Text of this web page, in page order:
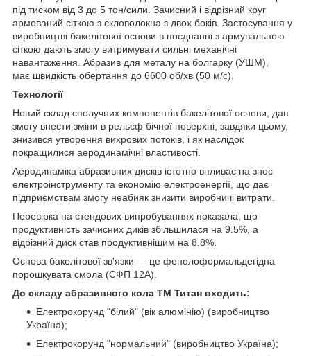
під тиском від 3 до 5 тон/сили. Зачисний і відрізний круг
армований сіткою з скловолокна з двох боків. Застосування у
виробництві бакелітової основи в поєднанні з армувальною
сіткою дають змогу витримувати сильні механічні
навантаження. Абразив для металу на болгарку (УШМ),
має швидкість обертання до 6600 об/хв (50 м/с).
Технології
Новий склад сполучних компонентів бакелітової основи, дав
змогу внести зміни в рельєф бічної поверхні, завдяки цьому,
знизився утворення вихрових потоків, і як наслідок
покращилися аеродинамічні властивості.
Аеродинаміка абразивних дисків істотно впливає на знос
електроінструменту та економію електроенергії, що дає
підприємствам змогу неабияк знизити виробничі витрати.
Перевірка на стендових випробуваннях показала, що
продуктивність зачисних диків збільшилася на 9.5%, а
відрізний диск став продуктивнішим на 8.8%.
Основа бакелітової зв'язки — це фенолоформальдегідна
порошкувата смола (СФП 12А).
До складу абразивного кола ТМ Титан входить:
Електрокорунд "білий" (вік алюмінію) (виробництво
Україна);
Електрокорунд "нормальний" (виробництво Україна);